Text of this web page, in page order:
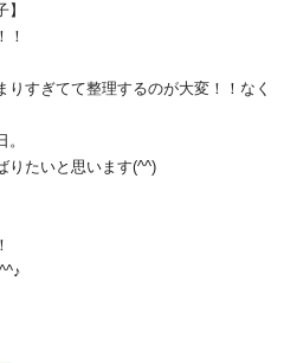
！
すぎてて整理するのが大変！！なく
りたいと思います(^^)